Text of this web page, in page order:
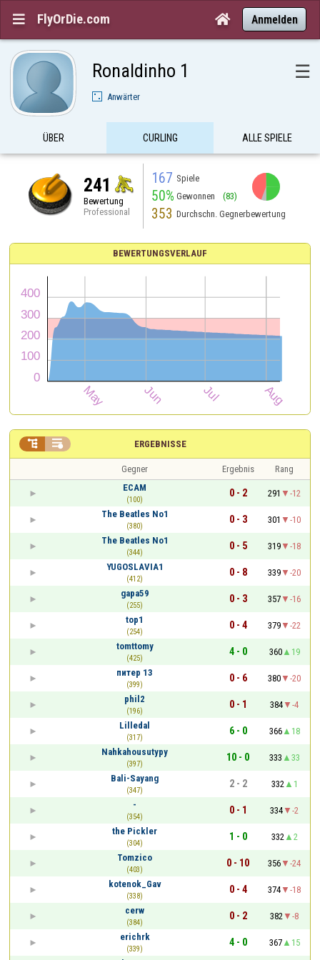
 FlyOrDie.com  Anmelden
Ronaldinho 1 ☰
Anwärter
ÜBER CURLING ALLE SPIELE
241
Bewertung
Professional
167 Spiele
50% Gewonnen (83)
353 Durchschn. Gegnerbewertung
BEWERTUNGSVERLAUF
ERGEBNISSE
 
Gegner Ergebnis
Rang
ECAM
(100)
0 - 2 291
-12
The Beatles No1
(380)
0 - 3 301
-10
The Beatles No1
(344)
0 - 5 319
-18
YUGOSLAVIA1
(412)
0 - 8 339
-20
gapa59
(255)
0 - 3 357
-16
top1
(254)
0 - 4 379
-22
tomttomy
(425)
4 - 0 360
19
питер 13
(399)
0 - 6 380
-20
phil2
(196)
0 - 1 384
-4
Lilledal
(317)
6 - 0 366
18
Nahkahousutypy
(397)
10 - 0 333
33
Bali-Sayang
(347)
2 - 2 332
1
-
(354)
0 - 1 334
-2
the Pickler
(304)
1 - 0 332
2
Tomzico
(403)
0 - 10 356
-24
kotenok_Gav
(338)
0 - 4 374
-18
cerw
(384)
0 - 2 382
-8
erichrk
(339)
4 - 0 367
15